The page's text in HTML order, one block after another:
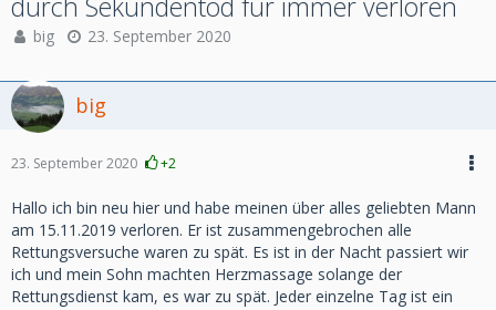
big 23. September 2020
big
23. September 2020 +2
Hallo ich bin neu hier und habe meinen über alles geliebten Mann
am 15.11.2019 verloren. Er ist zusammengebrochen alle
Rettungsversuche waren zu spät. Es ist in der Nacht passiert wir
ich und mein Sohn machten Herzmassage solange der
Rettungsdienst kam, es war zu spät. Jeder einzelne Tag ist ein